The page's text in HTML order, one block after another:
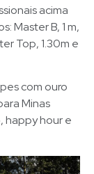
acima
Master B, 1 m,
Top, 1.30m e
com ouro
Minas
happy hour e